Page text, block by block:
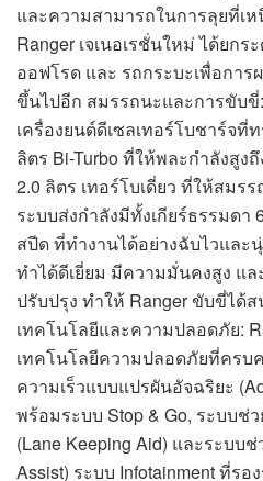
และความสามารถในการลุยที่เ
Ranger เจเนอเรชั่นใหม่ ได้ยก
ออฟโรด และ รถกระบะเพื่อกา
ขึ้นไปอีก สมรรถนะและการขับขี่
เครื่องยนต์ดีเซลเทอร์โบชาร์จที่
ลิตร Bi-Turbo ที่ให้พละกำลังสูง
2.0 ลิตร เทอร์โบเดี่ยว ที่ให้สม
ระบบส่งกำลังมีทั้งเกียร์ธรรมดา
สปีด ที่ทำงานได้อย่างฉับไวแล
ทำได้ดีเยี่ยม มีความมั่นคงสูง แ
ปรับปรุง ทำให้ Ranger ขับขี่ได้
เทคโนโลยีและความปลอดภัย:
เทคโนโลยีความปลอดภัยที่ครบ
ความเร็วแบบแปรผันอัจฉริยะ
พร้อมระบบ Stop & Go, ระบบช่
(Lane Keeping Aid) และระบบ
Assist) ระบบ Infotainment ที่รอ